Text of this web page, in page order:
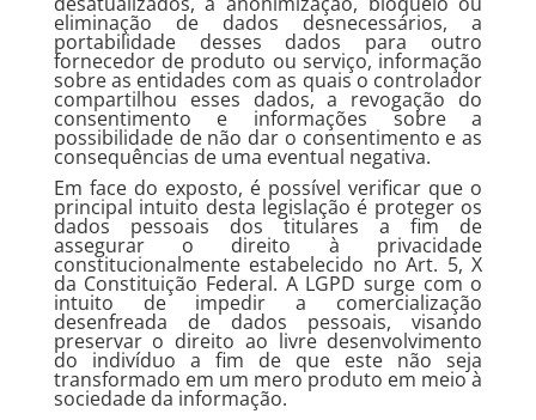
eliminação de dados desnecessários, a
portabilidade desses dados para outro
fornecedor de produto ou serviço, informação
sobre as entidades com as quais o controlador
compartilhou esses dados, a revogação do
consentimento e informações sobre a
possibilidade de não dar o consentimento e as
consequências de uma eventual negativa.
Em face do exposto, é possível verificar que o
principal intuito desta legislação é proteger os
dados pessoais dos titulares a fim de
assegurar o direito à privacidade
constitucionalmente estabelecido no Art. 5, X
da Constituição Federal. A LGPD surge com o
intuito de impedir a comercialização
desenfreada de dados pessoais, visando
preservar o direito ao livre desenvolvimento
do indivíduo a fim de que este não seja
transformado em um mero produto em meio à
sociedade da informação.